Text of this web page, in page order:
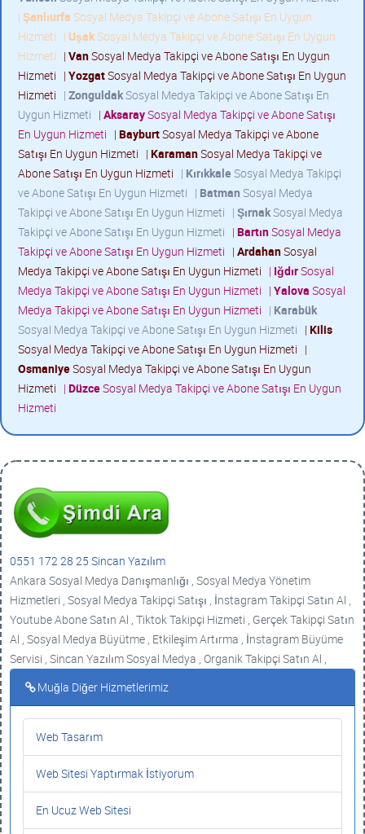
| Şanlıurfa Sosyal Medya Takipçi ve Abone Satışı En Uygun
Hizmeti | UşakSosyal Medya Takipçi ve Abone Satışı En Uygun
Hizmeti | VanSosyal Medya Takipçi ve Abone Satışı En Uygun
Hizmeti | YozgatSosyal Medya Takipçi ve Abone Satışı En Uygun
Hizmeti | ZonguldakSosyal Medya Takipçi ve Abone Satışı En
Uygun Hizmeti | AksaraySosyal Medya Takipçi ve Abone Satışı
En Uygun Hizmeti | BayburtSosyal Medya Takipçi ve Abone
Satışı En Uygun Hizmeti | KaramanSosyal Medya Takipçi ve
Abone Satışı En Uygun Hizmeti | Kırıkkale Sosyal Medya Takipçi
ve Abone Satışı En Uygun Hizmeti | Batman Sosyal Medya
Takipçi ve Abone Satışı En Uygun Hizmeti | ŞırnakSosyal Medya
Takipçi ve Abone Satışı En Uygun Hizmeti | BartınSosyal Medya
Takipçi ve Abone Satışı En Uygun Hizmeti | ArdahanSosyal
Medya Takipçi ve Abone Satışı En Uygun Hizmeti | IğdırSosyal
Medya Takipçi ve Abone Satışı En Uygun Hizmeti | Yalova Sosyal
Medya Takipçi ve Abone Satışı En Uygun Hizmeti | Karabük
Sosyal Medya Takipçi ve Abone Satışı En Uygun Hizmeti | Kilis
Sosyal Medya Takipçi ve Abone Satışı En Uygun Hizmeti |
OsmaniyeSosyal Medya Takipçi ve Abone Satışı En Uygun
Hizmeti | DüzceSosyal Medya Takipçi ve Abone Satışı En Uygun
Hizmeti
0551 172 28 25 Sincan Yazılım
Ankara Sosyal Medya Danışmanlığı , Sosyal Medya Yönetim
Hizmetleri , Sosyal Medya Takipçi Satışı , İnstagram Takipçi Satın Al ,
Youtube Abone Satın Al , Tiktok Takipçi Hizmeti , Gerçek Takipçi Satın
Al , Sosyal Medya Büyütme , Etkileşim Artırma , İnstagram Büyüme
Servisi , Sincan Yazılım Sosyal Medya , Organik Takipçi Satın Al ,
Muğla Diğer Hizmetlerimiz
Web Tasarım
Web Sitesi Yaptırmak İstiyorum
En Ucuz Web Sitesi